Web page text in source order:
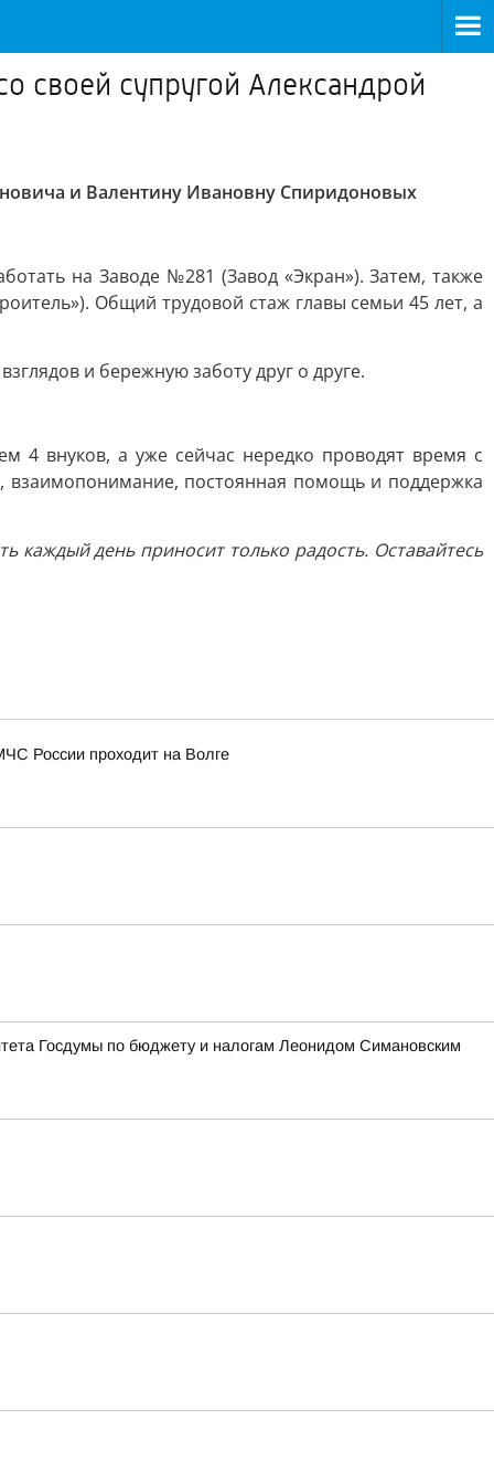
своей супругой Александрой
и Валентину Ивановну Спиридоновых
на Заводе №281 (Завод «Экран»). Затем, также
Общий трудовой стаж главы семьи 45 лет, а
и бережную заботу друг о друге.
4 внуков, а уже сейчас нередко проводят время с
взаимопонимание, постоянная помощь и поддержка
день приносит только радость. Оставайтесь
России проходит на Волге
Госдумы по бюджету и налогам Леонидом Симановским